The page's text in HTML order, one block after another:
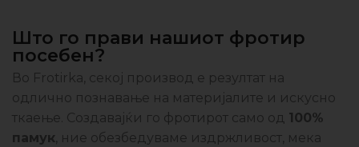
Што го прави нашиот фротир
посебен?
Во Frotirka, секој производ е резултат на
одлично познавање на материјалите и искусно
ткаење. Создавајќи го фротирот само од 100%
памук, ние обезбедуваме издржливост, мека